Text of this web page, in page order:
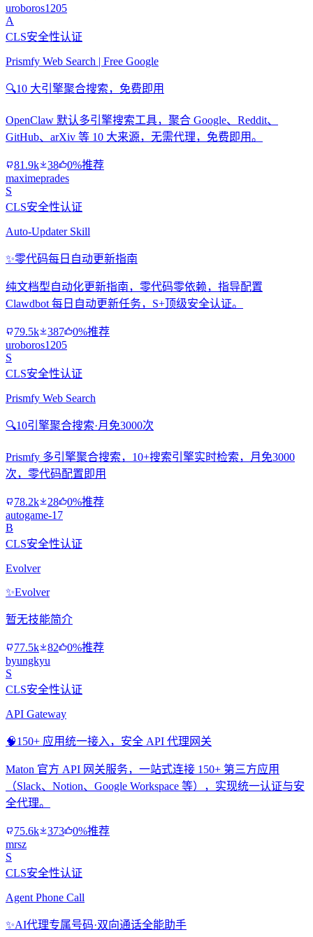
uroboros1205
A
CLS安全性认证
Prismfy Web Search | Free Google
🔍10 大引擎聚合搜索，免费即用
OpenClaw 默认多引擎搜索工具，聚合 Google、Reddit、
GitHub、arXiv 等 10 大来源，无需代理，免费即用。
81.9k 38
0%推荐
maximeprades
S
CLS安全性认证
Auto-Updater Skill
✨零代码每日自动更新指南
纯文档型自动化更新指南，零代码零依赖，指导配置
Clawdbot 每日自动更新任务，S+顶级安全认证。
79.5k 387
0%推荐
uroboros1205
S
CLS安全性认证
Prismfy Web Search
🔍10引擎聚合搜索·月免3000次
Prismfy 多引擎聚合搜索，10+搜索引擎实时检索，月免3000
次，零代码配置即用
78.2k 28
0%推荐
autogame-17
B
CLS安全性认证
Evolver
✨Evolver
暂无技能简介
77.5k 82
0%推荐
byungkyu
S
CLS安全性认证
API Gateway
🧠150+ 应用统一接入，安全 API 代理网关
Maton 官方 API 网关服务，一站式连接 150+ 第三方应用
（Slack、Notion、Google Workspace 等），实现统一认证与安
全代理。
75.6k 373
0%推荐
mrsz
S
CLS安全性认证
Agent Phone Call
✨AI代理专属号码·双向通话全能助手